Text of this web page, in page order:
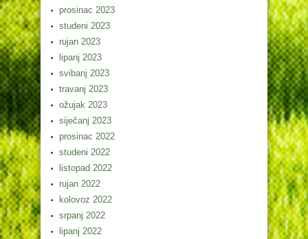
prosinac 2023
studeni 2023
rujan 2023
lipanj 2023
svibanj 2023
travanj 2023
ožujak 2023
siječanj 2023
prosinac 2022
studeni 2022
listopad 2022
rujan 2022
kolovoz 2022
srpanj 2022
lipanj 2022